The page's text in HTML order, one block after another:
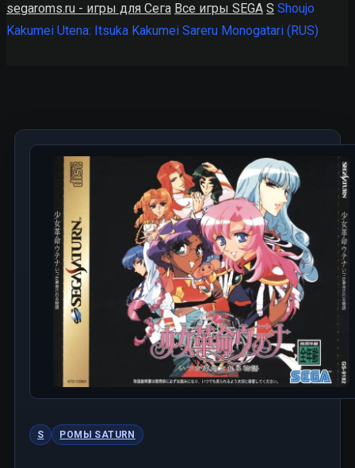
segaroms.ru - игры для Сега Все игры SEGA S Shoujo
Kakumei Utena: Itsuka Kakumei Sareru Monogatari (RUS)
S РОМЫ SATURN